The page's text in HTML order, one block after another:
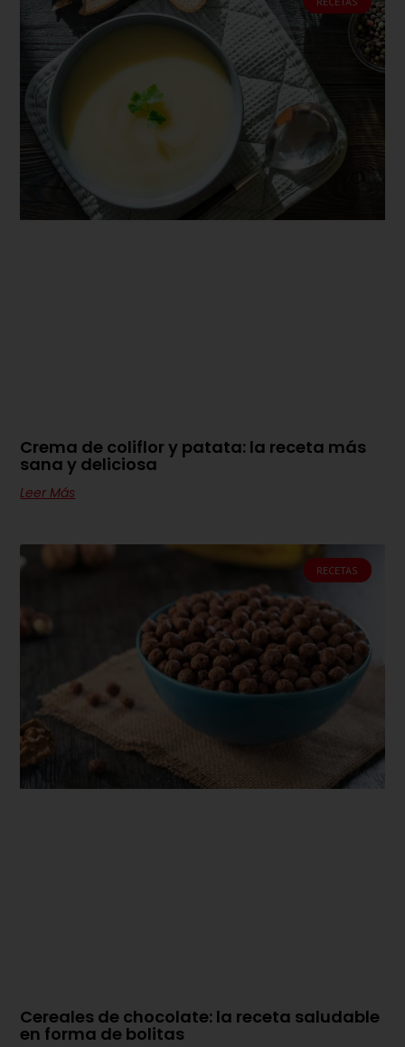
Crema de coliflor y patata: la receta más
sana y deliciosa
Leer Más
RECETAS
Cereales de chocolate: la receta saludable
en forma de bolitas